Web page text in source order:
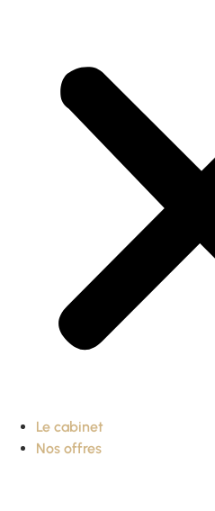
Le cabinet
Nos offres